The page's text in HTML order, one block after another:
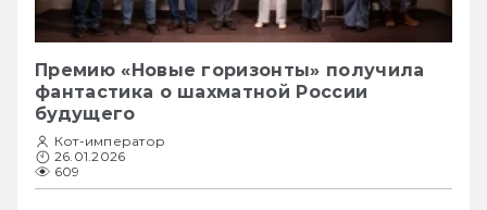
Премию «Новые горизонты» получила
фантастика о шахматной России
будущего
Кот-император
26.01.2026
609